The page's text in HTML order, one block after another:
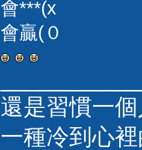
會***(x
會贏(０
還是習慣一
一種冷到心